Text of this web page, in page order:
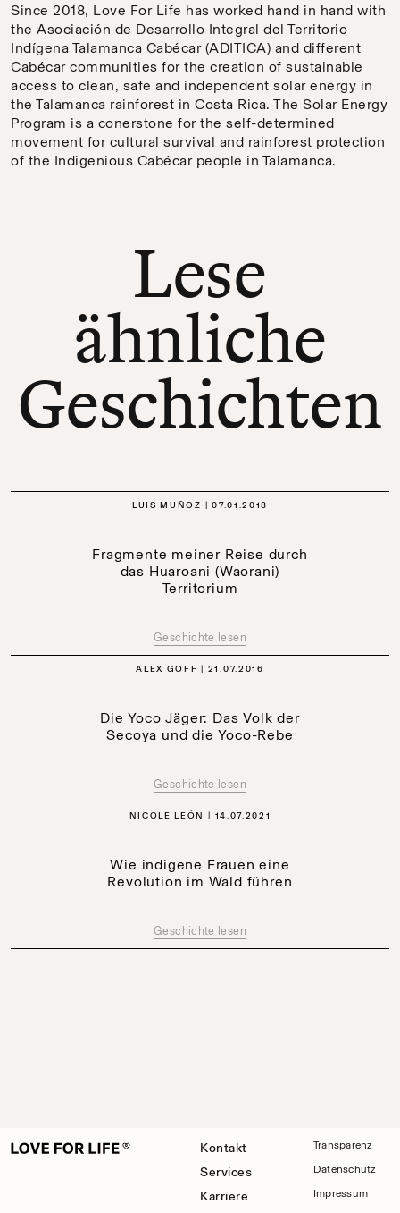
Since 2018, Love For Life has worked hand in hand with
the Asociación de Desarrollo Integral del Territorio
Indígena Talamanca Cabécar (ADITICA) and different
Cabécar communities for the creation of sustainable
access to clean, safe and independent solar energy in
the Talamanca rainforest in Costa Rica. The Solar Energy
Program is a conerstone for the self-determined
movement for cultural survival and rainforest protection
of the Indigenious Cabécar people in Talamanca.
Lese
ähnliche
Geschichten
LUIS MUÑOZ 07.01.2018
Fragmente meiner Reise durch
das Huaroani (Waorani)
Territorium
Geschichte lesen
ALEX GOFF 21.07.2016
Die Yoco Jäger: Das Volk der
Secoya und die Yoco-Rebe
Geschichte lesen
NICOLE LEÓN 14.07.2021
Wie indigene Frauen eine
Revolution im Wald führen
Geschichte lesen
Kontakt
Services
Karriere
Transparenz
Datenschutz
Impressum